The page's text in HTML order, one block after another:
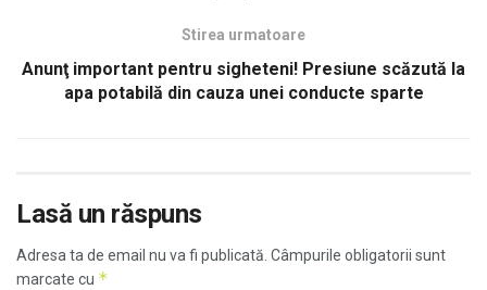
Stirea urmatoare
Anunţ important pentru sigheteni! Presiune scăzută la
apa potabilă din cauza unei conducte sparte
Lasă un răspuns
Adresa ta de email nu va fi publicată. Câmpurile obligatorii sunt
marcate cu *